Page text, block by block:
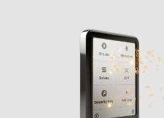
Ledger Stax
全方位卓越品质
Ledger Flex